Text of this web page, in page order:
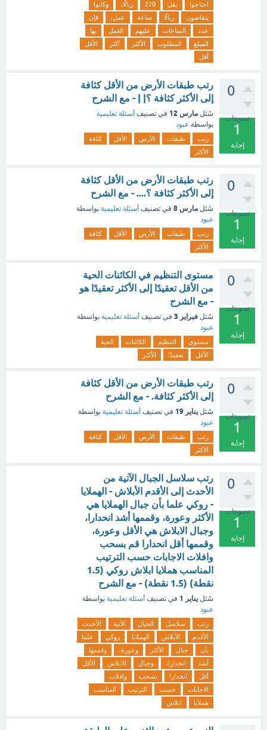
احتاجوا
يقل 270 ريالًا،
وكانوا
يتقاضون
ريالًا ساعة عمل،
فإن
عدد
الساعات عليهم العمل
بها
المبلغ
المطلوب الأكثر أكثر
الأقل
أقل
0
تصويتات
1
إجابة
رتب طبقات الأرض من الأقل كثافة
إلى الأكثر كثافة ؟| | - مع الشرح
سُئل مارس 12 في تصنيف أسئلة تعليمية
بواسطة عبود
رتب طبقات الأرض الأقل
كثافة
الأكثر
0
تصويتات
1
إجابة
رتب طبقات الأرض من الأقل كثافة
إلى الأكثر كثافة ؟.... - مع الشرح
سُئل مارس 8 في تصنيف أسئلة تعليمية بواسطة
عبود
رتب طبقات الأرض الأقل
كثافة
الأكثر
0
تصويتات
1
إجابة
مستوى التنظيم في الكائنات الحية
من الأقل تعقيدًا إلى الأكثر تعقيدًا هو
- مع الشرح
سُئل فبراير 3 في تصنيف أسئلة تعليمية بواسطة
عبود
مستوى التنظيم الكائنات
الحية
الأقل
تعقيدًا الأكثر
0
تصويتات
1
إجابة
رتب طبقات الأرض من الأقل كثافة
إلى الأكثر كثافة. - مع الشرح
سُئل يناير 19 في تصنيف أسئلة تعليمية بواسطة
عبود
رتب طبقات الأرض الأقل
كثافة
الأكثر
0
تصويتات
1
إجابة
رتب سلاسل الجبال الآتية من
الأحدث إلى الأقدم الأبلاش - الهملايا
- روكي علما بأن جبال الهملايا هي
الأكثر وعورة، وقممها أشد انحدارا،
وجبال الابلاش هي الأقل وعورة،
وقممها أقل انحدارا قم بسحب
وافلات الاجابات حسب الترتيب
المناسب هملايا ابلاش روكي (1.5
نقطة) (1.5 نقطة) - مع الشرح
سُئل يناير 1 في تصنيف أسئلة تعليمية بواسطة
عبود
رتب سلاسل الجبال الآتية
الأحدث
الأقدم
الأبلاش الهملايا روكي
علما
بأن
جبال الأكثر وعورة،
وقممها
أشد
انحدارا، وجبال الابلاش
الأقل
أقل
انحدارا بسحب
وافلات
الاجابات
حسب الترتيب
المناسب
هملايا
ابلاش